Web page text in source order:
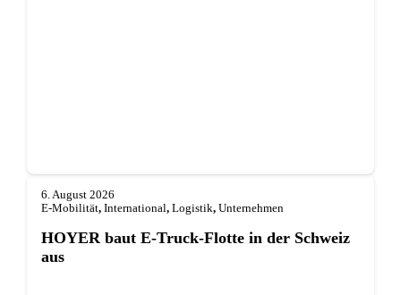
6. August 2026
E-Mobilität, International, Logistik, Unternehmen
HOYER baut E-Truck-Flotte in der Schweiz
aus